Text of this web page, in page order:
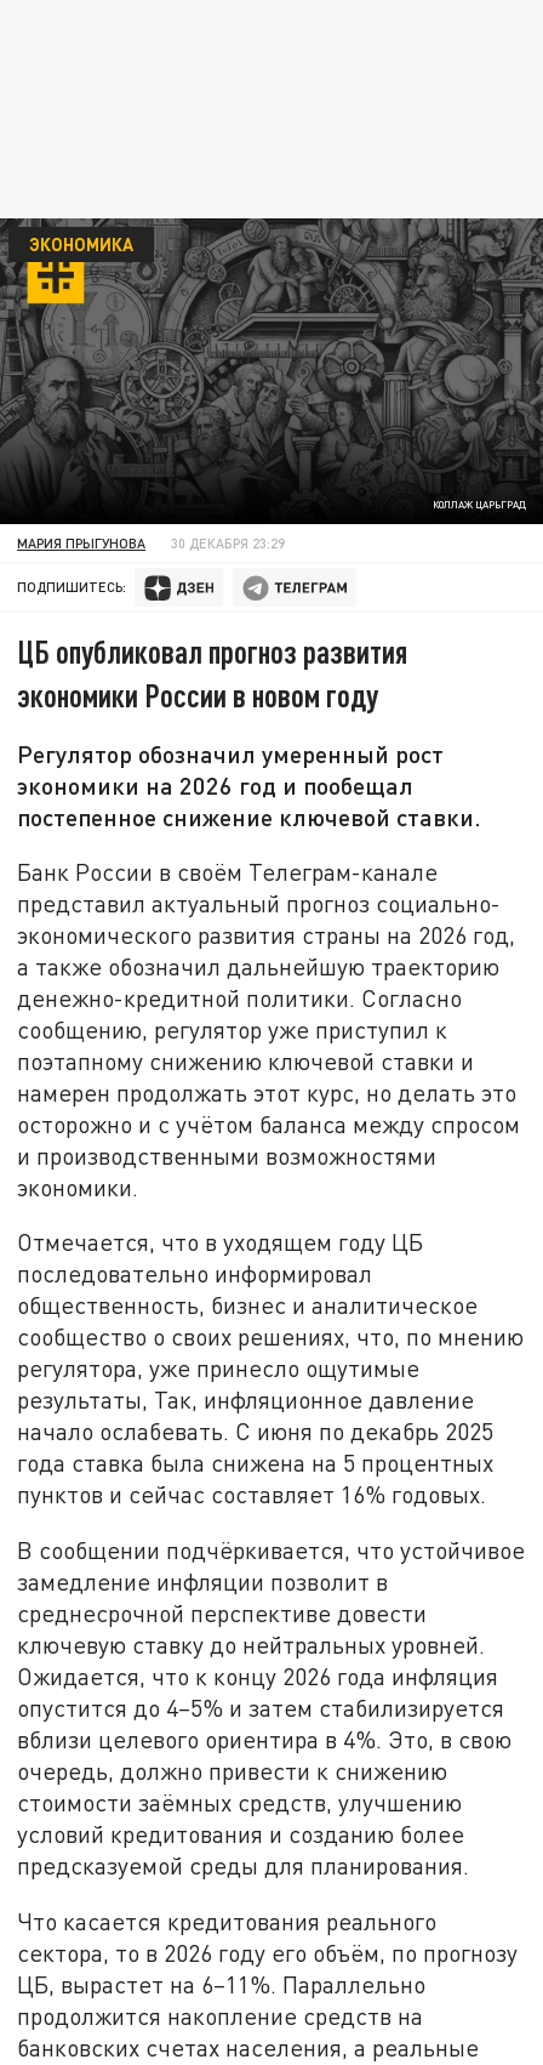
КОЛЛАЖ ЦАРЬГРАД
ЭКОНОМИКА
МАРИЯ ПРЫГУНОВА 30 ДЕКАБРЯ 23:29
ПОДПИШИТЕСЬ:
ЦБ опубликовал прогноз развития
экономики России в новом году
Регулятор обозначил умеренный рост
экономики на 2026 год и пообещал
постепенное снижение ключевой ставки.
Банк России в своём Телеграм-канале
представил актуальный прогноз социально-
экономического развития страны на 2026 год,
а также обозначил дальнейшую траекторию
денежно-кредитной политики. Согласно
сообщению, регулятор уже приступил к
поэтапному снижению ключевой ставки и
намерен продолжать этот курс, но делать это
осторожно и с учётом баланса между спросом
и производственными возможностями
экономики.
Отмечается, что в уходящем году ЦБ
последовательно информировал
общественность, бизнес и аналитическое
сообщество о своих решениях, что, по мнению
регулятора, уже принесло ощутимые
результаты, Так, инфляционное давление
начало ослабевать. С июня по декабрь 2025
года ставка была снижена на 5 процентных
пунктов и сейчас составляет 16% годовых.
В сообщении подчёркивается, что устойчивое
замедление инфляции позволит в
среднесрочной перспективе довести
ключевую ставку до нейтральных уровней.
Ожидается, что к концу 2026 года инфляция
опустится до 4–5% и затем стабилизируется
вблизи целевого ориентира в 4%. Это, в свою
очередь, должно привести к снижению
стоимости заёмных средств, улучшению
условий кредитования и созданию более
предсказуемой среды для планирования.
Что касается кредитования реального
сектора, то в 2026 году его объём, по прогнозу
ЦБ, вырастет на 6–11%. Параллельно
продолжится накопление средств на
банковских счетах населения, а реальные